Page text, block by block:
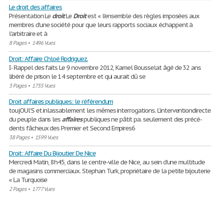
Le droit des affaires
Présentation Le droitLe Droitest « l'ensemble des règles imposées aux
membres d'une société pour que leurs rapports sociaux échappent à
l'arbitraire et à
8 Pages• 1496 Vues
Droit: Affaire Chloé Rodriguez.
I- Rappel des faits Le 9 novembre 2012, Kamel Bousselat âgé de 32 ans
libéré de prison le 14 septembre et qui aurait dû se
3 Pages• 1735 Vues
Droit affaires publiques: le référendum
toujOUl'S et inlassablement les mêmes interrogations. L'interventiondirecte
du peuple dans lesaffairespubliques ne pâtit pa. seulement des précé-
dents fâcheux des Premier et Second Empires6
38 Pages• 1599 Vues
Droit: Affaire Du Bijoutier De Nice
Mercredi Matin, 8h45, dans le centre-ville de Nice, au sein d’une multitude
de magasins commerciaux. Stephan Turk, propriétaire de la petite bijouterie
« La Turquoise
2 Pages• 1777 Vues